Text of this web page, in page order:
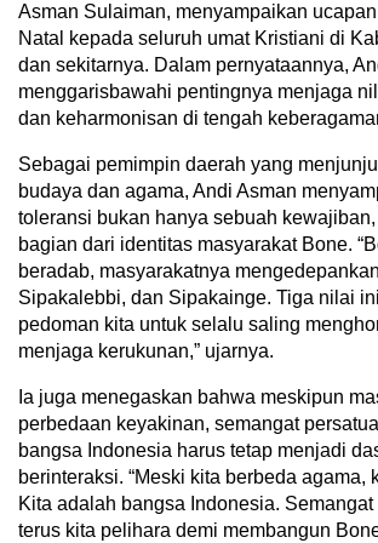
Asman Sulaiman, menyampaikan
Natal kepada seluruh umat Kristiani di
dan sekitarnya. Dalam pernyataannya,
menggarisbawahi pentingnya menjaga
dan keharmonisan di tengah
Sebagai pemimpin daerah yang
budaya dan agama, Andi Asman
toleransi bukan hanya sebuah
bagian dari identitas masyarakat Bone.
beradab, masyarakatnya
Sipakalebbi, dan Sipakainge. Tiga nilai
pedoman kita untuk selalu saling
menjaga kerukunan,” ujarnya.
Ia juga menegaskan bahwa meskipun
perbedaan keyakinan, semangat
bangsa Indonesia harus tetap menjadi
berinteraksi. “Meski kita berbeda agama,
Kita adalah bangsa Indonesia.
terus kita pelihara demi membangun